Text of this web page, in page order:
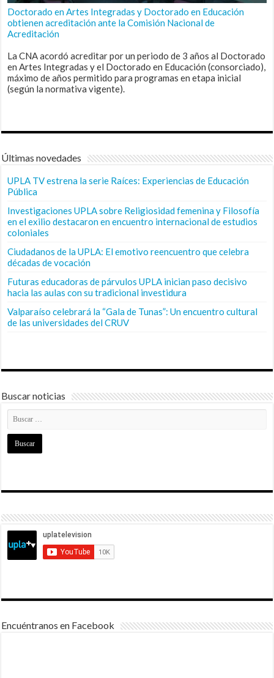
Doctorado en Artes Integradas y Doctorado en Educación
obtienen acreditación ante la Comisión Nacional de
Acreditación
La CNA acordó acreditar por un periodo de 3 años al Doctorado
en Artes Integradas y el Doctorado en Educación (consorciado),
máximo de años permitido para programas en etapa inicial
(según la normativa vigente).
Últimas novedades
UPLA TV estrena la serie Raíces: Experiencias de Educación
Pública
Investigaciones UPLA sobre Religiosidad femenina y Filosofía
en el exilio destacaron en encuentro internacional de estudios
coloniales
Ciudadanos de la UPLA: El emotivo reencuentro que celebra
décadas de vocación
Futuras educadoras de párvulos UPLA inician paso decisivo
hacia las aulas con su tradicional investidura
Valparaíso celebrará la “Gala de Tunas”: Un encuentro cultural
de las universidades del CRUV
Buscar noticias
Encuéntranos en Facebook